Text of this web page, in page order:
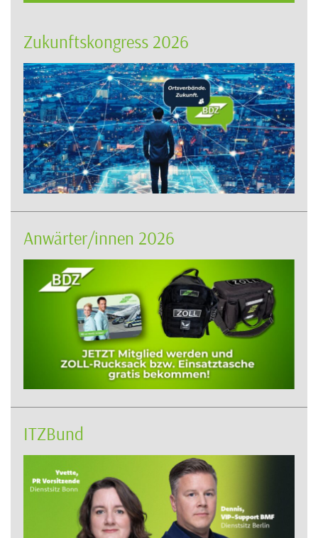
Zukunftskongress 2026
Anwärter/innen 2026
ITZBund